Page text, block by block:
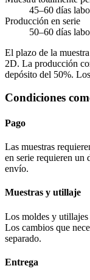
45–60 días
Producción en serie
50–60 días
El plazo de la
2D. La producción
depósito del 50%.
Condiciones
Pago
Las muestras
en serie requieren un
envío.
Muestras y utillaje
Los moldes y utillajes
Los cambios que
separado.
Entrega